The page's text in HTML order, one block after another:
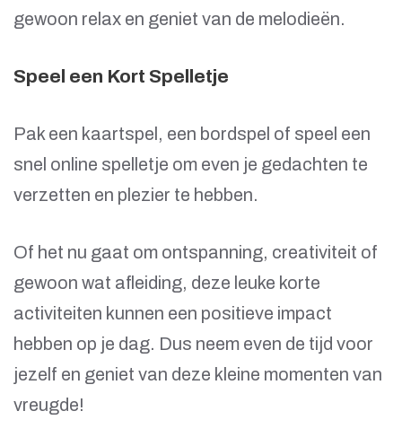
gewoon relax en geniet van de melodieën.
Speel een Kort Spelletje
Pak een kaartspel, een bordspel of speel een
snel online spelletje om even je gedachten te
verzetten en plezier te hebben.
Of het nu gaat om ontspanning, creativiteit of
gewoon wat afleiding, deze leuke korte
activiteiten kunnen een positieve impact
hebben op je dag. Dus neem even de tijd voor
jezelf en geniet van deze kleine momenten van
vreugde!